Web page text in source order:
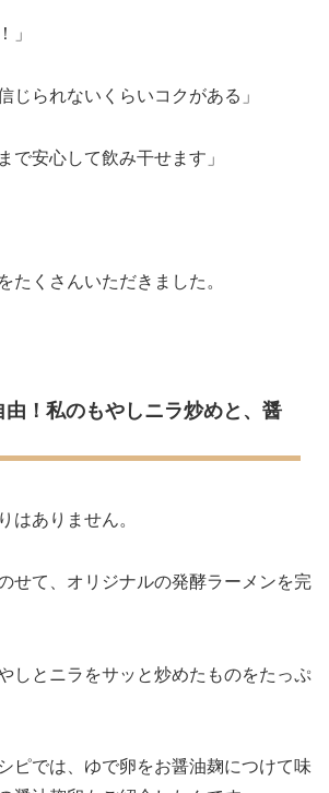
」
じられないくらいコクがある」
で安心して飲み干せます」
たくさんいただきました。
由！私のもやしニラ炒めと、醤
はありません。
せて、オリジナルの発酵ラーメンを完
しとニラをサッと炒めたものをたっぷ
ピでは、ゆで卵をお醤油麹につけて味